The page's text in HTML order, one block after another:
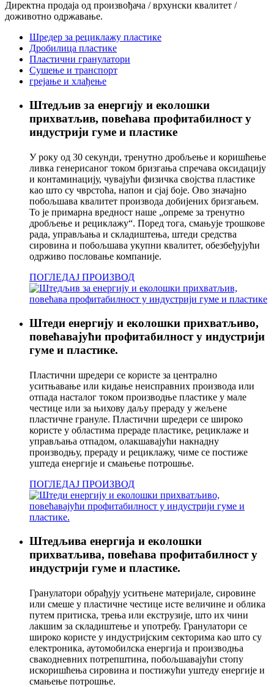
Директна продаја од произвођача / врхунски квалитет /
доживотно одржавање.
Шредер за рециклажу пластике
Дробилица пластике
Пластични гранулатори
Сушење и транспорт
грејање и хлађење
Штедљив за енергију и еколошки
прихватљив, повећава профитабилност у
индустрији гуме и пластике
У року од 30 секунди, тренутно дробљење и коришћење
ливка генерисаног током бризгања спречава оксидацију
и контаминацију, чувајући физичка својства пластике
као што су чврстоћа, напон и сјај боје. Ово значајно
побољшава квалитет производа добијених бризгањем.
То је примарна вредност наше „опреме за тренутно
дробљење и рециклажу“. Поред тога, смањује трошкове
рада, управљања и складиштења, штеди средства
сировина и побољшава укупни квалитет, обезбеђујући
одрживо пословање компаније.
ПОГЛЕДАЈ ПРОИЗВОД
Штеди енергију и еколошки прихватљиво,
повећавајући профитабилност у индустрији
гуме и пластике.
Пластични шредери се користе за централно
уситњавање или кидање неисправних производа или
отпада насталог током производње пластике у мале
честице или за њихову даљу прераду у жељене
пластичне грануле. Пластични шредери се широко
користе у областима прераде пластике, рециклаже и
управљања отпадом, олакшавајући накнадну
производњу, прераду и рециклажу, чиме се постиже
уштеда енергије и смањење потрошње.
ПОГЛЕДАЈ ПРОИЗВОД
Штедљива енергија и еколошки
прихватљива, повећава профитабилност у
индустрији гуме и пластике.
Гранулатори обрађују уситњене материјале, сировине
или смеше у пластичне честице исте величине и облика
путем притиска, трења или екструзије, што их чини
лакшим за складиштење и употребу. Гранулатори се
широко користе у индустријским секторима као што су
електроника, аутомобилска енергија и производња
свакодневних потрепштина, побољшавајући стопу
искоришћења сировина и постижући уштеду енергије и
смањење потрошње.